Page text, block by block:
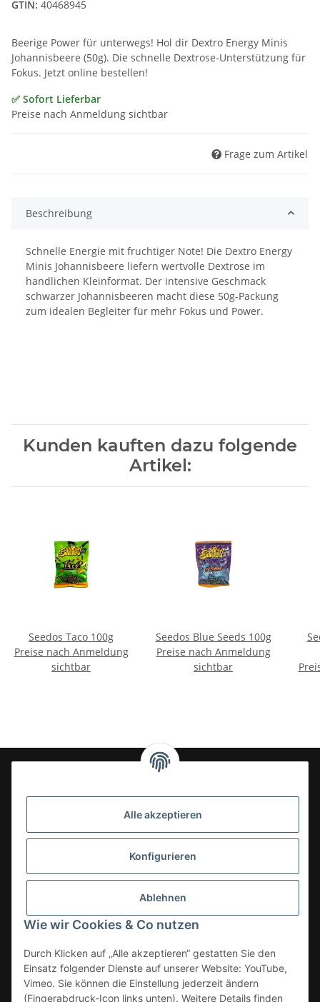
Alle akzeptieren
Konfigurieren
Ablehnen
Wie wir Cookies & Co nutzen
Durch Klicken auf „Alle akzeptieren“ gestatten Sie den
Einsatz folgender Dienste auf unserer Website: YouTube,
Vimeo. Sie können die Einstellung jederzeit ändern
(Fingerabdruck-Icon links unten). Weitere Details finden
GTIN: 40468945
Beerige Power für unterwegs! Hol dir Dextro Energy Minis
Johannisbeere (50g). Die schnelle Dextrose-Unterstützung für
Fokus. Jetzt online bestellen!
✅ Sofort Lieferbar
Preise nach Anmeldung sichtbar
Frage zum Artikel
Beschreibung
Schnelle Energie mit fruchtiger Note! Die Dextro Energy
Minis Johannisbeere liefern wertvolle Dextrose im
handlichen Kleinformat. Der intensive Geschmack
schwarzer Johannisbeeren macht diese 50g-Packung
zum idealen Begleiter für mehr Fokus und Power.
Kunden kauften dazu folgende
Artikel:
Seedos Taco 100g
Preise nach Anmeldung
sichtbar
Seedos Blue Seeds 100g
Preise nach Anmeldung
sichtbar
24-7en Kioskbedarf GmbH
- Sezer Kahveci & Cengiz Inci
33142 Büren, Deutschland
Kategorien
Informationen